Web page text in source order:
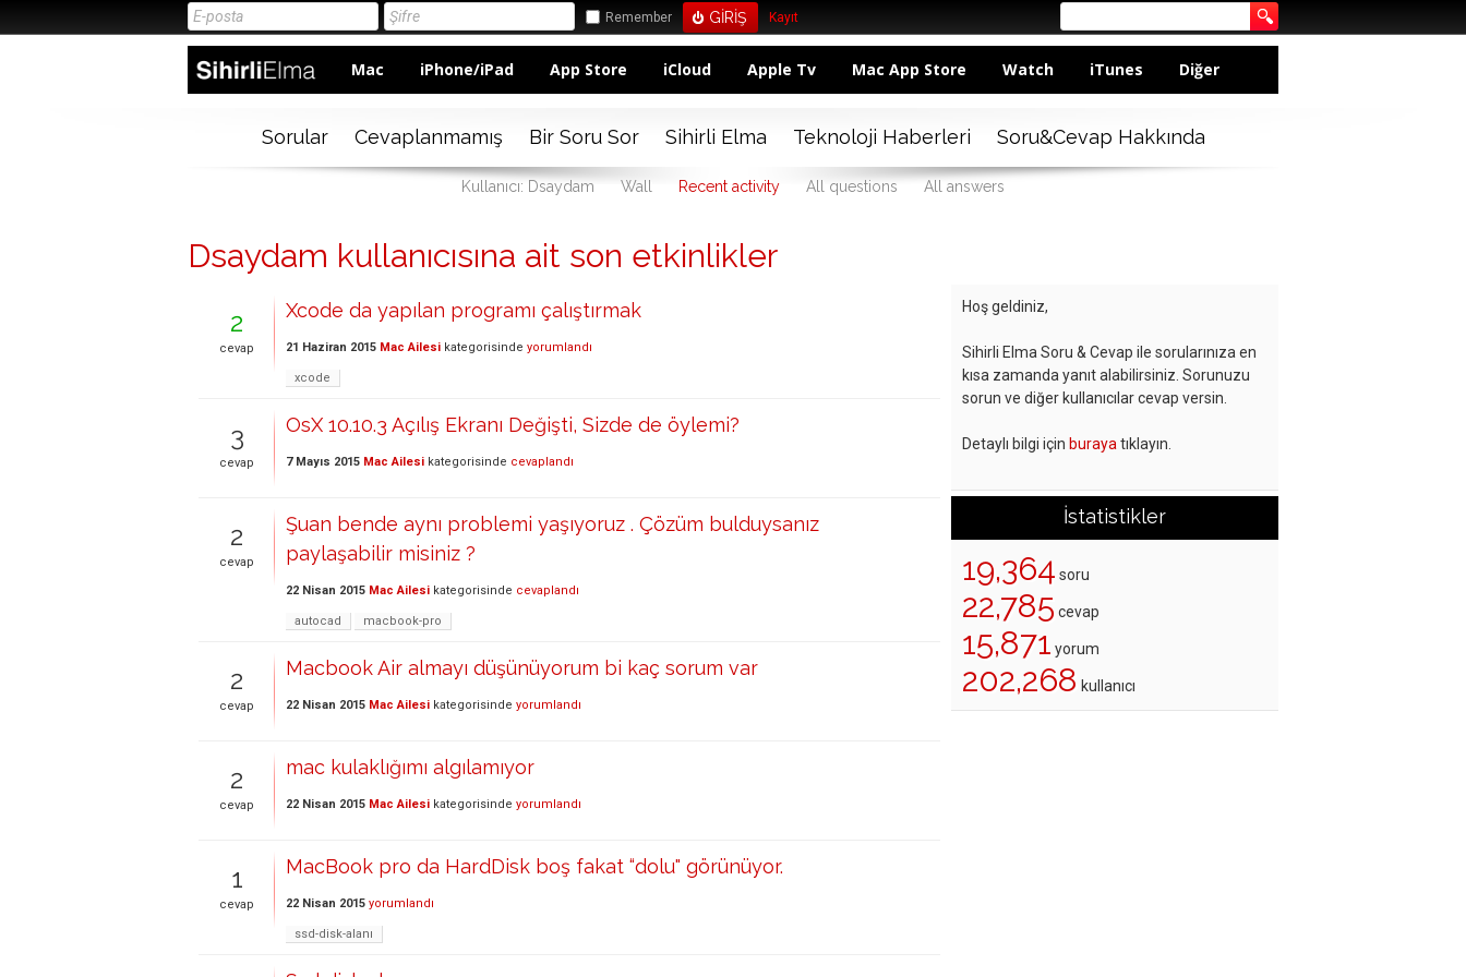
Remember Kayıt
Mac iPhone/iPad App Store iCloud Apple Tv Mac App Store Watch iTunes Diğer
Sorular Cevaplanmamış Bir Soru Sor Sihirli Elma Teknoloji Haberleri Soru&Cevap Hakkında
Kullanıcı: Dsaydam Wall Recent activity All questions All answers
Dsaydam kullanıcısına ait son etkinlikler
2
cevap
Xcode da yapılan programı çalıştırmak
21 Haziran 2015 Mac Ailesi kategorisinde yorumlandı
xcode
3
cevap
OsX 10.10.3 Açılış Ekranı Değişti, Sizde de öylemi?
7 Mayıs 2015 Mac Ailesi kategorisinde cevaplandı
2
cevap
Şuan bende aynı problemi yaşıyoruz . Çözüm bulduysanız
paylaşabilir misiniz ?
22 Nisan 2015 Mac Ailesi kategorisinde cevaplandı
autocad macbook-pro
2
cevap
Macbook Air almayı düşünüyorum bi kaç sorum var
22 Nisan 2015 Mac Ailesi kategorisinde yorumlandı
2
cevap
mac kulaklığımı algılamıyor
22 Nisan 2015 Mac Ailesi kategorisinde yorumlandı
1
cevap
MacBook pro da HardDisk boş fakat “dolu" görünüyor.
22 Nisan 2015 yorumlandı
ssd-disk-alanı
Hoş geldiniz,
Sihirli Elma Soru & Cevap ile sorularınıza en
kısa zamanda yanıt alabilirsiniz. Sorunuzu
sorun ve diğer kullanıcılar cevap versin.
Detaylı bilgi için buraya tıklayın.
İstatistikler
19,364 soru
22,785 cevap
15,871 yorum
202,268 kullanıcı